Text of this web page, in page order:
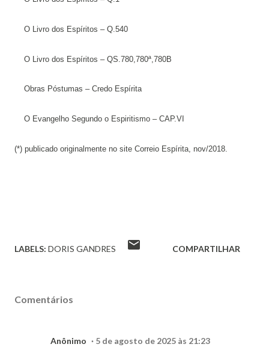
O Livro dos Espíritos – Q.540
O Livro dos Espíritos – QS.780,780ª,780B
Obras Póstumas – Credo Espírita
O Evangelho Segundo o Espiritismo – CAP.VI
(*) publicado originalmente no site Correio Espírita, nov/2018.
LABELS: DORIS GANDRES COMPARTILHAR
Comentários
Anônimo 5 de agosto de 2025 às 21:23